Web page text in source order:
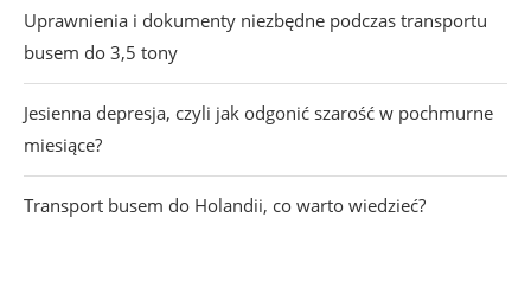
Uprawnienia i dokumenty niezbędne podczas transportu
busem do 3,5 tony
Jesienna depresja, czyli jak odgonić szarość w pochmurne
miesiące?
Transport busem do Holandii, co warto wiedzieć?